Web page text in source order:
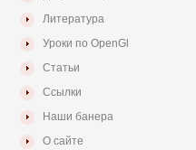
Литература
Уроки по OpenGl
Статьи
Ссылки
Наши банера
О сайте